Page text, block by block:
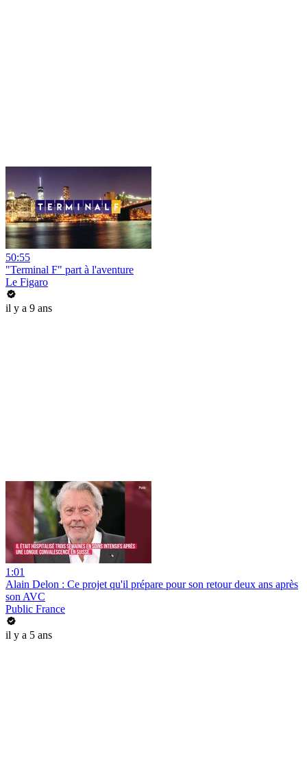
50:55
"Terminal F" part à l'aventure
Le Figaro
il y a 9 ans
1:01
Alain Delon : Ce projet qu'il prépare pour son retour deux ans après
son AVC
Public France
il y a 5 ans